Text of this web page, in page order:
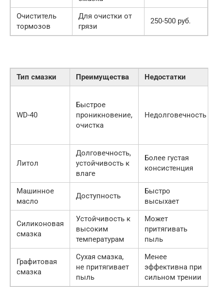
Очиститель
тормозов
Для очистки от
грязи
250-500 руб.
Тип смазки Преимущества Недостатки
WD-40
Быстрое
проникновение,
очистка
Недолговечность
Литол
Долговечность,
устойчивость к
влаге
Более густая
консистенция
Машинное
масло
Доступность
Быстро
высыхает
Силиконовая
смазка
Устойчивость к
высоким
температурам
Может
притягивать
пыль
Графитовая
смазка
Сухая смазка,
не притягивает
пыль
Менее
эффективна при
сильном трении